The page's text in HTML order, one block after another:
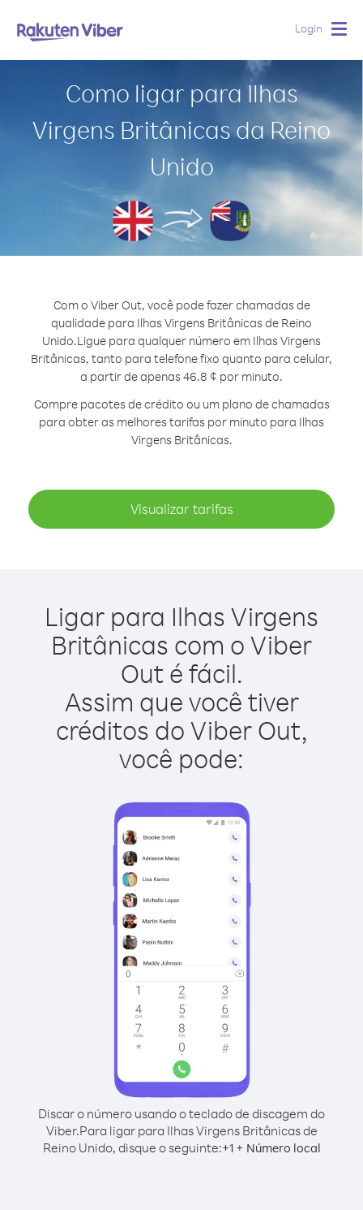
Login
Como ligar para Ilhas
Virgens Britânicas da Reino
Unido
Com o Viber Out, você pode fazer chamadas de
qualidade para Ilhas Virgens Britânicas de Reino
Unido.Ligue para qualquer número em Ilhas Virgens
Britânicas, tanto para telefone fixo quanto para celular,
a partir de apenas 46.8 ¢ por minuto.
Compre pacotes de crédito ou um plano de chamadas
para obter as melhores tarifas por minuto para Ilhas
Virgens Britânicas.
Visualizar tarifas
Ligar para Ilhas Virgens
Britânicas com o Viber
Out é fácil.
Assim que você tiver
créditos do Viber Out,
você pode:
Discar o número usando o teclado de discagem do
Viber.Para ligar para Ilhas Virgens Britânicas de
Reino Unido, disque o seguinte:+1+ Número local